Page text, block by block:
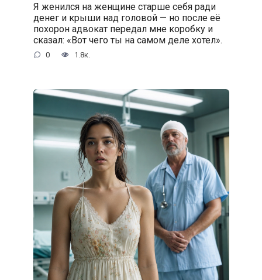
Я женился на женщине старше себя ради
денег и крыши над головой — но после её
похорон адвокат передал мне коробку и
сказал: «Вот чего ты на самом деле хотел».
0 1.8к.